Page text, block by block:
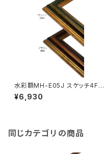
水彩額MH-E05J スケッチ4F 3
52×443ミリ
¥6,930
同じカテゴリの商品